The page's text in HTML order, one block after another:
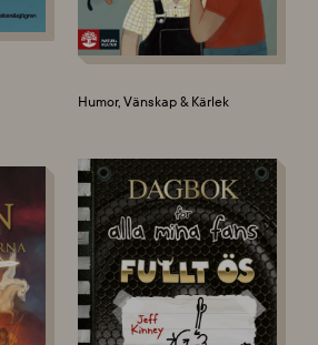
Humor, Vänskap & Kärlek